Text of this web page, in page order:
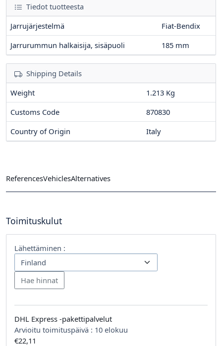
Tiedot tuotteesta
Jarrujärjestelmä
Fiat-Bendix
Jarrurummun halkaisija, sisäpuoli
185 mm
Shipping Details
Weight
1.213 Kg
Customs Code
870830
Country of Origin
Italy
ReferencesVehiclesAlternatives
Toimituskulut
Lähettäminen :
DHL Express -pakettipalvelut
Arvioitu toimituspäivä : 10 elokuu
€22,11